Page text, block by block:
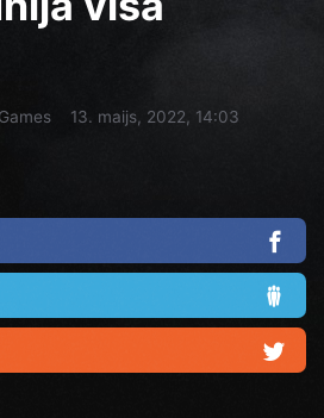
13. maijs, 2022, 14:03